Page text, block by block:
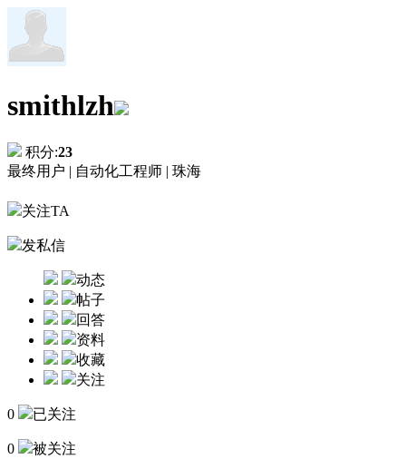
smithlzh
积分:23
最终用户 | 自动化工程师 | 珠海
关注TA
发私信
动态
帖子
回答
资料
收藏
关注
0 已关注
0 被关注